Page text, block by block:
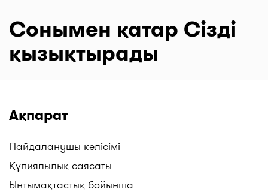
Сонымен қатар Сізді
қызықтырады
Ақпарат
Пайдаланушы келісімі
Құпиялылық саясаты
Ынтымақтастық бойынша